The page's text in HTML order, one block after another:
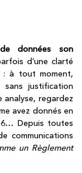
données son
d’une clarté
: à tout moment,
justification
regardez
avez donnés en
Depuis toutes
communications
un Règlement